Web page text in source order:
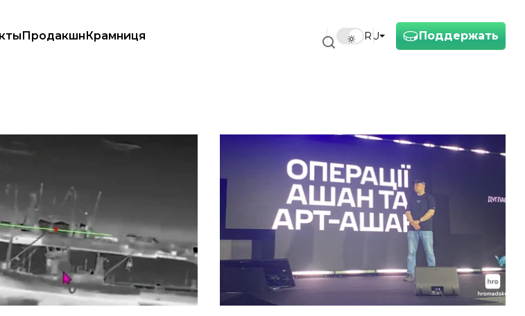
Поддержать
RU
ПродакшнКрамниця